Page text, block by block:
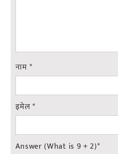
नाम *
इमेल*
Answer (What is 9 + 2)*